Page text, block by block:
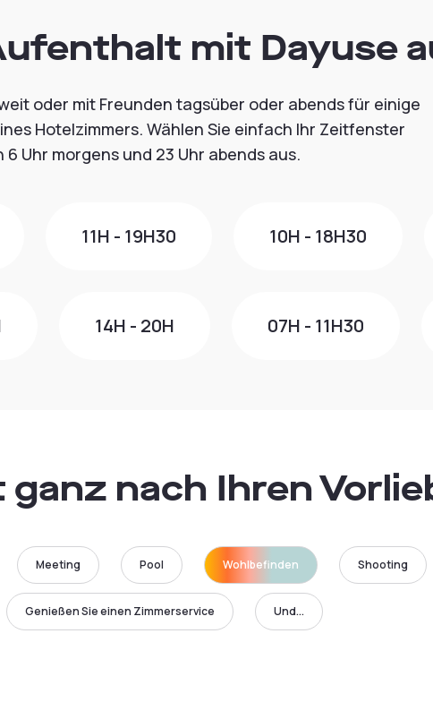
mit Dayuse
oder mit Freunden tagsüber oder abends für einige
Hotelzimmers. Wählen Sie einfach Ihr Zeitfenster
6 Uhr morgens und 23 Uhr abends aus.
11H - 19H30 10H - 18H30
14H - 20H 07H - 11H30
nach Ihren
Meeting Pool Wohlbefinden Shooting
Genießen Sie einen Zimmerservice Und...